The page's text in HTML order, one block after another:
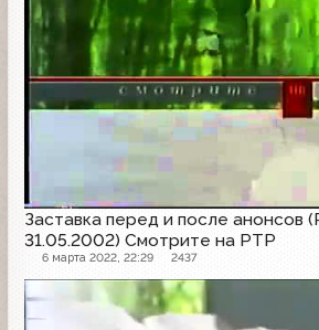
Заставка перед и после анонсов
31.05.2002) Смотрите на РТР
6 марта 2022, 22:29 2437
Заставка анонсов